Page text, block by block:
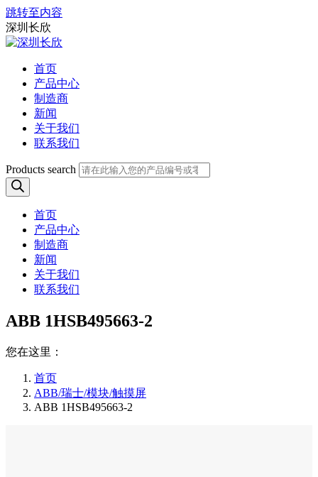
跳转至内容
深圳长欣
首页
产品中心
制造商
新闻
关于我们
联系我们
Products search
首页
产品中心
制造商
新闻
关于我们
联系我们
ABB 1HSB495663-2
您在这里：
首页
ABB/瑞士/模块/触摸屏
ABB 1HSB495663-2